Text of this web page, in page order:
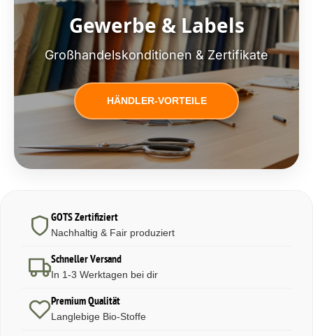
Gewerbe & Labels
Großhandelskonditionen & Zertifikate
HÄNDLER-VORTEILE
GOTS Zertifiziert
Nachhaltig & Fair produziert
Schneller Versand
In 1-3 Werktagen bei dir
Premium Qualität
Langlebige Bio-Stoffe